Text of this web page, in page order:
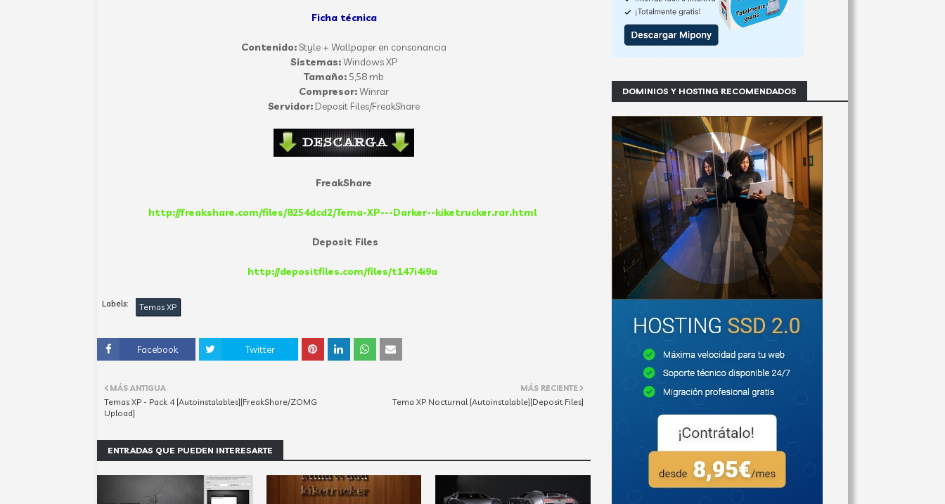
Ficha técnica
Contenido:Style + Wallpaper en consonancia
Sistemas:Windows XP
Tamaño: 5,58 mb
Compresor:Winrar
Servidor: Deposit Files/FreakShare
FreakShare
http://freakshare.com/files/8254dcd2/Tema-XP---Darker--kiketrucker.rar.html
Deposit Files
http://depositfiles.com/files/t147i4i9a
Labels: Temas XP
Facebook Twitter
MÁS RECIENTE
Tema XP Nocturnal [Autoinstalable][Deposit Files]
MÁS ANTIGUA
Temas XP - Pack 4 [Autoinstalables][FreakShare/ZOMG
Upload]
ENTRADAS QUE PUEDEN INTERESARTE
DOMINIOS Y HOSTING RECOMENDADOS